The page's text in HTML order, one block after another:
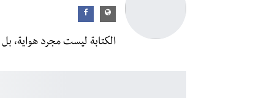
الكتابة ليست مجرد هواية،